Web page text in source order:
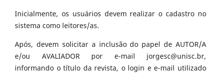
Inicialmente, os usuários devem realizar o cadastro no
sistema como leitores/as.
Após, devem solicitar a inclusão do papel de AUTOR/A
e/ou AVALIADOR por e-mail jorgesc@unisc.br,
informando o título da revista, o login e e-mail utilizado